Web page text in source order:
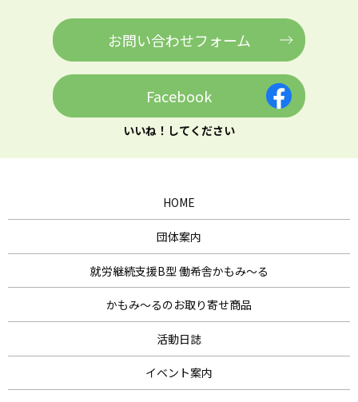
お問い合わせフォーム
Facebook
いいね！してください
HOME
団体案内
就労継続支援B型 働希舎かもみ～る
かもみ～るのお取り寄せ商品
活動日誌
イベント案内